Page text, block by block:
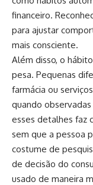
financeiro.
para ajustar
mais consciente.
Além disso, o
pesa. Pequenas
farmácia ou
quando
esses detalhes faz
sem que a pessoa
costume de
de decisão do
usado de maneira